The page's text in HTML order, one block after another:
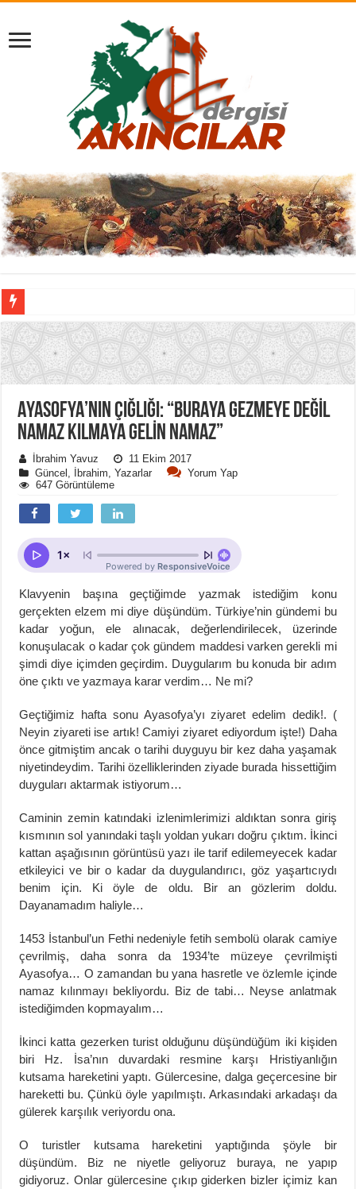
AYASOFYA’NIN ÇIĞLIĞI: “BURAYA GEZMEYE DEĞİL
NAMAZ KILMAYA GELİN NAMAZ”
İbrahim Yavuz
11 Ekim 2017
Güncel
İbrahim ,Yazarlar
Yorum Yap
647 Görüntüleme
Klavyenin başına geçtiğimde yazmak istediğim konu
gerçekten elzem mi diye düşündüm. Türkiye’nin gündemi bu
kadar yoğun, ele alınacak, değerlendirilecek, üzerinde
konuşulacak o kadar çok gündem maddesi varken gerekli mi
şimdi diye içimden geçirdim. Duygularım bu konuda bir adım
öne çıktı ve yazmaya karar verdim… Ne mi?
Geçtiğimiz hafta sonu Ayasofya’yı ziyaret edelim dedik!. (
Neyin ziyareti ise artık! Camiyi ziyaret ediyordum işte!) Daha
önce gitmiştim ancak o tarihi duyguyu bir kez daha yaşamak
niyetindeydim. Tarihi özelliklerinden ziyade burada hissettiğim
duyguları aktarmak istiyorum…
Caminin zemin katındaki izlenimlerimizi aldıktan sonra giriş
kısmının sol yanındaki taşlı yoldan yukarı doğru çıktım. İkinci
kattan aşağısının görüntüsü yazı ile tarif edilemeyecek kadar
etkileyici ve bir o kadar da duygulandırıcı, göz yaşartıcıydı
benim için. Ki öyle de oldu. Bir an gözlerim doldu.
Dayanamadım haliyle…
1453 İstanbul’un Fethi nedeniyle fetih sembolü olarak camiye
çevrilmiş, daha sonra da 1934’te müzeye çevrilmişti
Ayasofya… O zamandan bu yana hasretle ve özlemle içinde
namaz kılınmayı bekliyordu. Biz de tabi… Neyse anlatmak
istediğimden kopmayalım…
İkinci katta gezerken turist olduğunu düşündüğüm iki kişiden
biri Hz. İsa’nın duvardaki resmine karşı Hristiyanlığın
kutsama hareketini yaptı. Gülercesine, dalga geçercesine bir
hareketti bu. Çünkü öyle yapılmıştı. Arkasındaki arkadaşı da
gülerek karşılık veriyordu ona.
O turistler kutsama hareketini yaptığında şöyle bir
düşündüm. Biz ne niyetle geliyoruz buraya, ne yapıp
gidiyoruz. Onlar gülercesine çıkıp giderken bizler içimiz kan